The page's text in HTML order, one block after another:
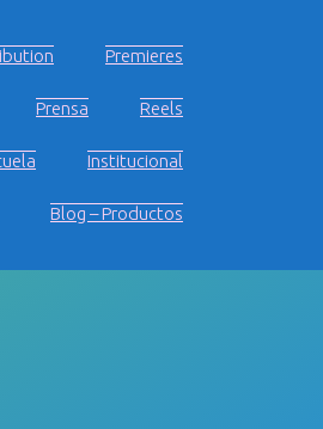
Premieres
Prensa Reels
Institucional
Blog – Productos